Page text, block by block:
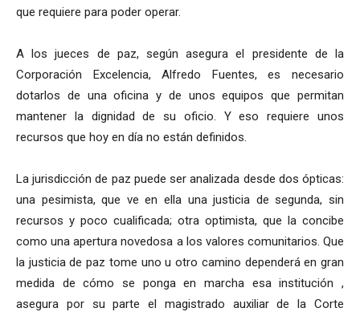
que requiere para poder operar.
A los jueces de paz, según asegura el presidente de la
Corporación Excelencia, Alfredo Fuentes, es necesario
dotarlos de una oficina y de unos equipos que permitan
mantener la dignidad de su oficio. Y eso requiere unos
recursos que hoy en día no están definidos.
La jurisdicción de paz puede ser analizada desde dos ópticas:
una pesimista, que ve en ella una justicia de segunda, sin
recursos y poco cualificada; otra optimista, que la concibe
como una apertura novedosa a los valores comunitarios. Que
la justicia de paz tome uno u otro camino dependerá en gran
medida de cómo se ponga en marcha esa institución ,
asegura por su parte el magistrado auxiliar de la Corte